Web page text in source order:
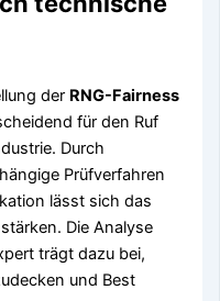
der RNG-Fairness
für den Ruf
Durch
Prüfverfahren
lässt sich das
Die Analyse
trägt dazu bei,
und Best